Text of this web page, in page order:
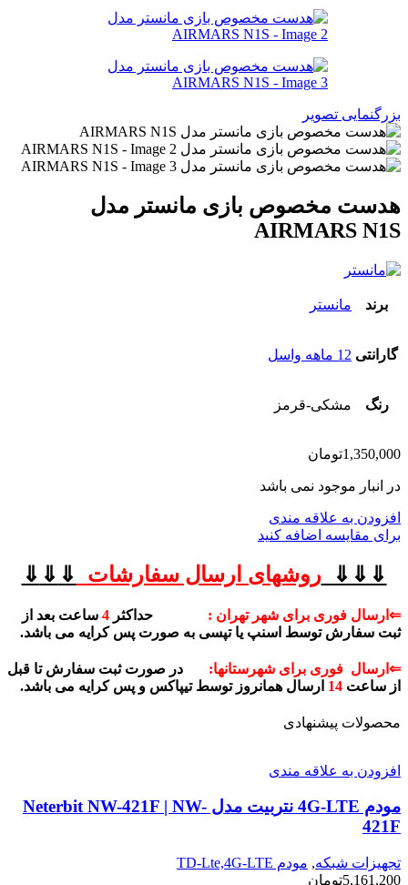
بزرگنمایی تصویر
هدست مخصوص بازی مانستر مدل
AIRMARS N1S
برند مانستر
گارانتی 12 ماهه واسل
رنگ مشکی-قرمز
1,350,000تومان
در انبار موجود نمی باشد
افزودن به علاقه مندی
برای مقایسه اضافه کنید
⇓⇓⇓روشهای ارسال سفارشات ⇓
⇓
⇓
⇐ارسال فوری برای شهر تهران : حداکثر 4 ساعت بعد از
ثبت سفارش توسط اسنپ یا تپسی به صورت پس کرایه می باشد.
⇐ارسال فوری برای شهرستانها: در صورت ثبت سفارش تا قبل
از ساعت 14 ارسال همانروز توسط تیپاکس و پس کرایه می باشد.
محصولات پیشنهادی
افزودن به علاقه مندی
مودم 4G-LTE نتربیت مدل Neterbit NW-421F | NW-
421F
تجهیزات شبکه, مودم TD-Lte,4G-LTE
5,161,200تومان